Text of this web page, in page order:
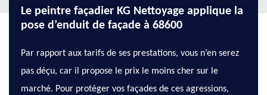
Le peintre façadier KG Nettoyage applique la
pose d’enduit de façade à 68600
Par rapport aux tarifs de ses prestations, vous n’en serez
pas déçu, car il propose le prix le moins cher sur le
marché. Pour protéger vos façades de ces agressions,